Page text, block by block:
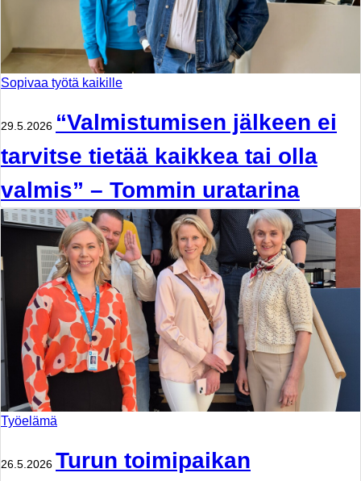
Sopivaa työtä kaikille
29.5.2026 “Valmistumisen jälkeen ei
tarvitse tietää kaikkea tai olla
valmis” – Tommin uratarina
Työelämä
26.5.2026 Turun toimipaikan